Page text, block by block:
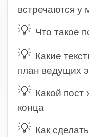
встречаются у
💡 Что такое
💡 Какие
план ведущих
💡 Какой пост
конца
💡 Как